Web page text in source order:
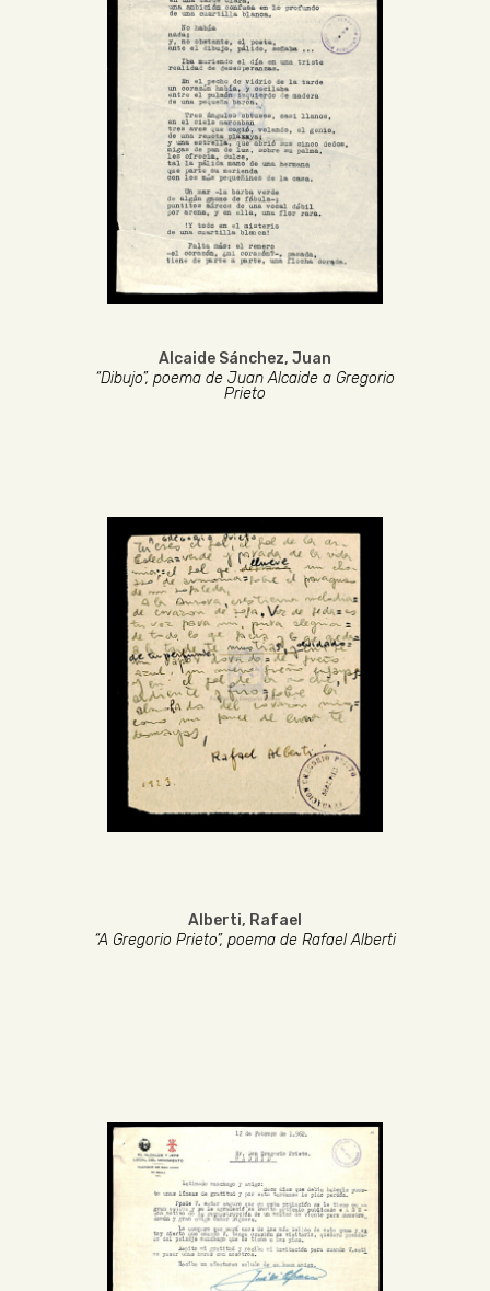
Alcaide Sánchez, Juan
“Dibujo”, poema de Juan Alcaide a Gregorio
Prieto
Alberti, Rafael
“A Gregorio Prieto”, poema de Rafael Alberti